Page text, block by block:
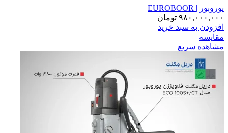
یوروبور | EUROBOOR
۹۸۰,۰۰۰,۰۰۰ تومان
افزودن به سبد خرید
مقایسه
مشاهده سریع